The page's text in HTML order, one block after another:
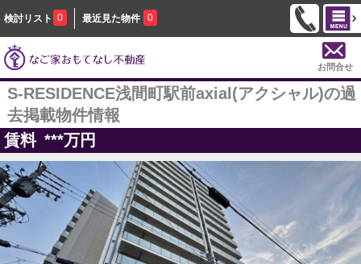
検討リスト 0 最近見た物件 0
お問合せ
S-RESIDENCE浅間町駅前axial(アクシャル)の過
去掲載物件情報
賃料 ***万円